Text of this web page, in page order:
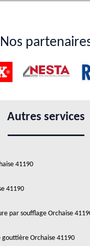
Nos
Autres services
41190
41190
par soufflage Orchaise
Orchaise 41190